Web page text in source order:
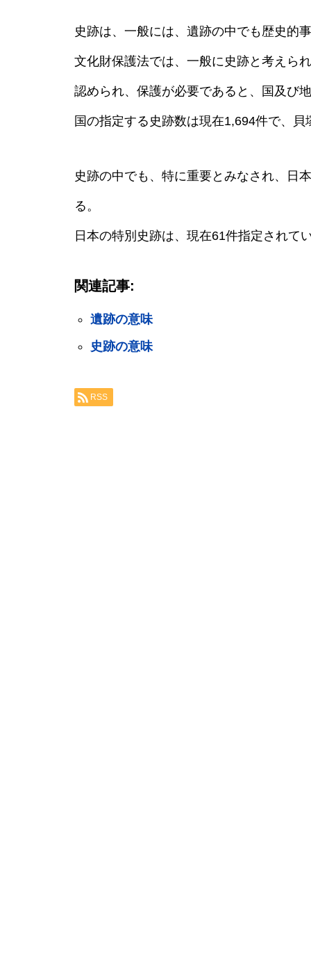
史跡は、一般には、遺跡の中でも歴史的
文化財保護法では、一般に史跡と考えら
認められ、保護が必要であると、国及び
国の指定する史跡数は現在1,694件で、貝
史跡の中でも、特に重要とみなされ、日
る。
日本の特別史跡は、現在61件指定されてい
関連記事:
遺跡の意味
史跡の意味
RSS